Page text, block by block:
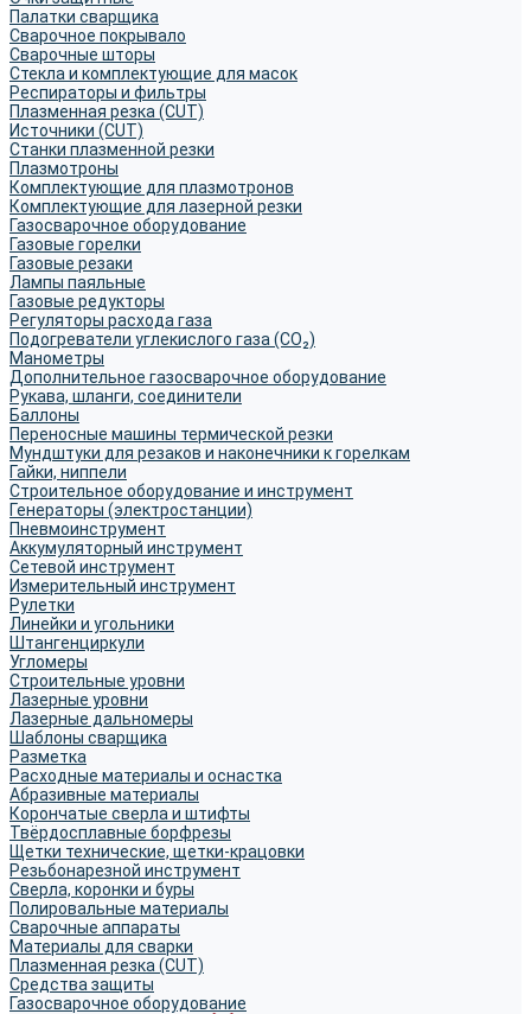
Палатки сварщика
Сварочное покрывало
Сварочные шторы
Стекла и комплектующие для масок
Респираторы и фильтры
Плазменная резка (CUT)
Источники (CUT)
Станки плазменной резки
Плазмотроны
Комплектующие для плазмотронов
Комплектующие для лазерной резки
Газосварочное оборудование
Газовые горелки
Газовые резаки
Лампы паяльные
Газовые редукторы
Регуляторы расхода газа
Подогреватели углекислого газа (CO₂)
Манометры
Дополнительное газосварочное оборудование
Рукава, шланги, соединители
Баллоны
Переносные машины термической резки
Мундштуки для резаков и наконечники к горелкам
Гайки, ниппели
Строительное оборудование и инструмент
Генераторы (электростанции)
Пневмоинструмент
Аккумуляторный инструмент
Сетевой инструмент
Измерительный инструмент
Рулетки
Линейки и угольники
Штангенциркули
Угломеры
Строительные уровни
Лазерные уровни
Лазерные дальномеры
Шаблоны сварщика
Разметка
Расходные материалы и оснастка
Абразивные материалы
Корончатые сверла и штифты
Твёрдосплавные борфрезы
Щетки технические, щетки-крацовки
Резьбонарезной инструмент
Сверла, коронки и буры
Полировальные материалы
Сварочные аппараты
Материалы для сварки
Плазменная резка (CUT)
Средства защиты
Газосварочное оборудование